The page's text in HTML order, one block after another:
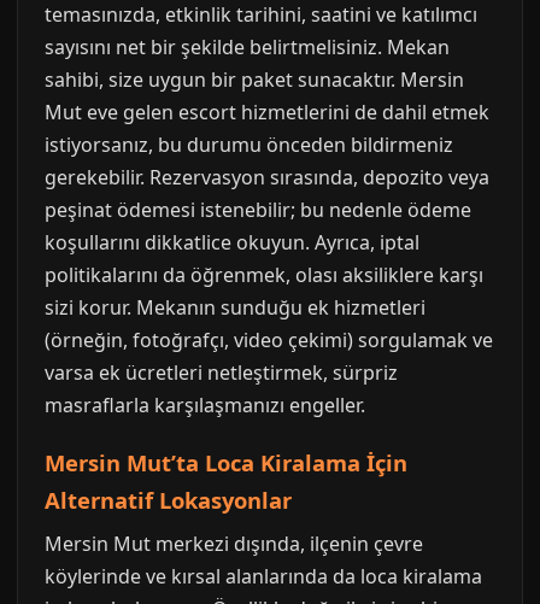
temasınızda, etkinlik tarihini, saatini ve katılımcı
sayısını net bir şekilde belirtmelisiniz. Mekan
sahibi, size uygun bir paket sunacaktır. Mersin
Mut eve gelen escort hizmetlerini de dahil etmek
istiyorsanız, bu durumu önceden bildirmeniz
gerekebilir. Rezervasyon sırasında, depozito veya
peşinat ödemesi istenebilir; bu nedenle ödeme
koşullarını dikkatlice okuyun. Ayrıca, iptal
politikalarını da öğrenmek, olası aksiliklere karşı
sizi korur. Mekanın sunduğu ek hizmetleri
(örneğin, fotoğrafçı, video çekimi) sorgulamak ve
varsa ek ücretleri netleştirmek, sürpriz
masraflarla karşılaşmanızı engeller.
Mersin Mut’ta Loca Kiralama İçin
Alternatif Lokasyonlar
Mersin Mut merkezi dışında, ilçenin çevre
köylerinde ve kırsal alanlarında da loca kiralama